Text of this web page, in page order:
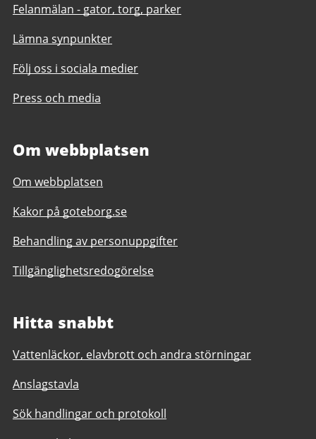
Felanmälan - gator, torg, parker
Lämna synpunkter
Följ oss i sociala medier
Press och media
Om webbplatsen
Om webbplatsen
Kakor på goteborg.se
Behandling av personuppgifter
Tillgänglighetsredogörelse
Hitta snabbt
Vattenläckor, elavbrott och andra störningar
Anslagstavla
Sök handlingar och protokoll